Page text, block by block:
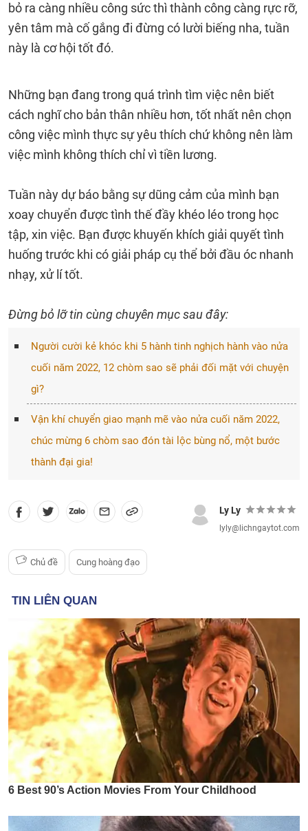
bỏ ra càng nhiều công sức thì thành công càng rực rỡ,
yên tâm mà cố gắng đi đừng có lười biếng nha, tuần
này là cơ hội tốt đó.
Những bạn đang trong quá trình tìm việc nên biết
cách nghĩ cho bản thân nhiều hơn, tốt nhất nên chọn
công việc mình thực sự yêu thích chứ không nên làm
việc mình không thích chỉ vì tiền lương.
Tuần này dự báo bằng sự dũng cảm của mình bạn
xoay chuyển được tình thế đầy khéo léo trong học
tập, xin việc. Bạn được khuyến khích giải quyết tình
huống trước khi có giải pháp cụ thể bởi đầu óc nhanh
nhạy, xử lí tốt.
Đừng bỏ lỡ tin cùng chuyên mục sau đây:
Người cười kẻ khóc khi 5 hành tinh nghịch hành vào nửa
cuối năm 2022, 12 chòm sao sẽ phải đối mặt với chuyện
gì?
Vận khí chuyển giao mạnh mẽ vào nửa cuối năm 2022,
chúc mừng 6 chòm sao đón tài lộc bùng nổ, một bước
thành đại gia!
Ly Ly
lyly@lichngaytot.com
Chủ đề Cung hoàng đạo